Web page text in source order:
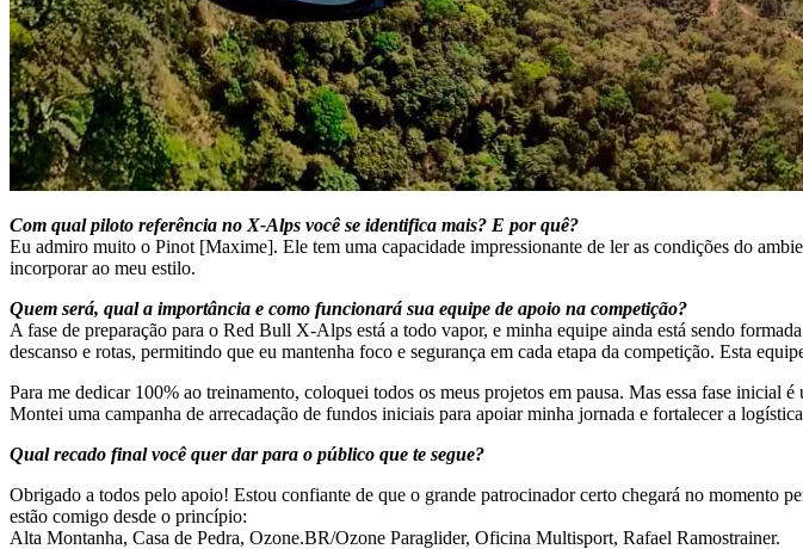
Com qual piloto referência no X-Alps você se identifica mais? E por quê?
Eu admiro muito o Pinot [Maxime]. Ele tem uma capacidade impressionante de ler as condições do
incorporar ao meu estilo.
Quem será, qual a importância e como funcionará sua equipe de apoio na competição?
A fase de preparação para o Red Bull X-Alps está a todo vapor, e minha equipe ainda está sendo
descanso e rotas, permitindo que eu mantenha foco e segurança em cada etapa da competição. Esta
Para me dedicar 100% ao treinamento, coloquei todos os meus projetos em pausa. Mas essa fase
Montei uma campanha de arrecadação de fundos iniciais para apoiar minha jornada e fortalecer a logística
Qual recado final você quer dar para o público que te segue?
Obrigado a todos pelo apoio! Estou confiante de que o grande patrocinador certo chegará no momento
estão comigo desde o princípio:
Alta Montanha, Casa de Pedra, Ozone.BR/Ozone Paraglider, Oficina Multisport, Rafael Ramostrainer.